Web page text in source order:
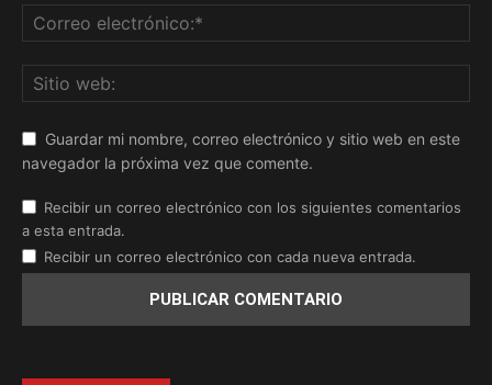
Guardar mi nombre, correo electrónico y sitio web en este
navegador la próxima vez que comente.
Recibir un correo electrónico con los siguientes comentarios
a esta entrada.
Recibir un correo electrónico con cada nueva entrada.